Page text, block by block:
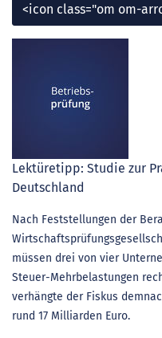
<icon class="om om-
Lektüretipp: Studie zur
Deutschland
Nach Feststellungen der
müssen drei von vier
Steuer-Mehrbelastungen
verhängte der Fiskus
rund 17 Milliarden Euro.